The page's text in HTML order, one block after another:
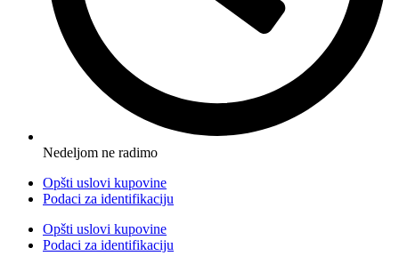
Nedeljom ne radimo
Opšti uslovi kupovine
Podaci za identifikaciju
Opšti uslovi kupovine
Podaci za identifikaciju